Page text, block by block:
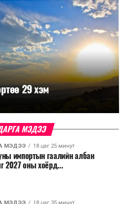
29 хэм
МЭДЭЭ
МЭДЭЭ 18 цаг 25 минут
импортын гаалийн албан
2027 оны хоёрд...